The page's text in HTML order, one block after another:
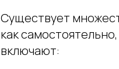
Существует
как
включают: